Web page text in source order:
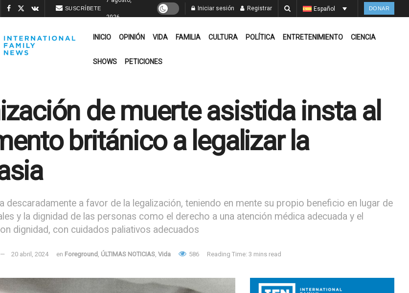
SUSCRÍBETE
2026
Iniciar sesión Registrar Español DONAR
INICIO OPINIÓN VIDA FAMILIA CULTURA POLÍTICA ENTRETENIMIENTO CIENCIA
SHOWS PETICIONES
de muerte asistida insta al
británico a legalizar la
descaradamente a favor de la legalización, teniendo en mente su propio beneficio en lugar de
y la dignidad de las personas como el derecho a una atención médica adecuada y el
dignidad, con cuidados paliativos adecuados
20 abril, 2024 en Foreground , ÚLTIMAS NOTICIAS, Vida 586 Reading Time: 3 mins read